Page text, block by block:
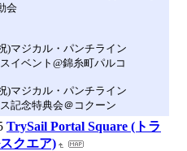
会
)マジカル・パンチライン
イベント@錦糸町パルコ
)マジカル・パンチライン
記念特典会＠コクーン
TrySail Portal Square (トラ
クエア)